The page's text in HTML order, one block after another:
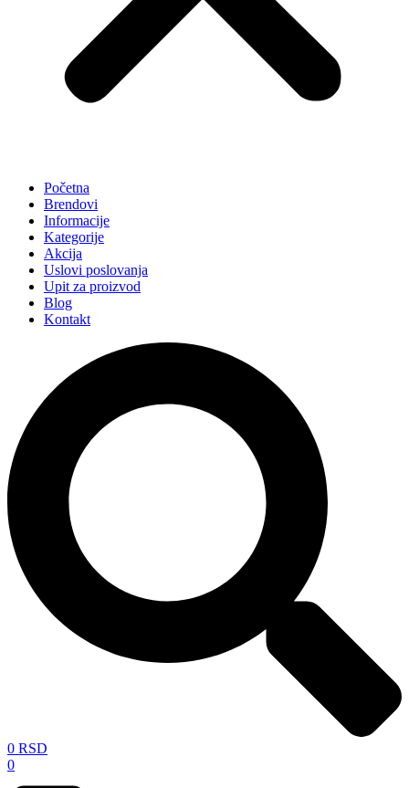
Početna
Brendovi
Informacije
Kategorije
Akcija
Uslovi poslovanja
Upit za proizvod
Blog
Kontakt
0 RSD
0